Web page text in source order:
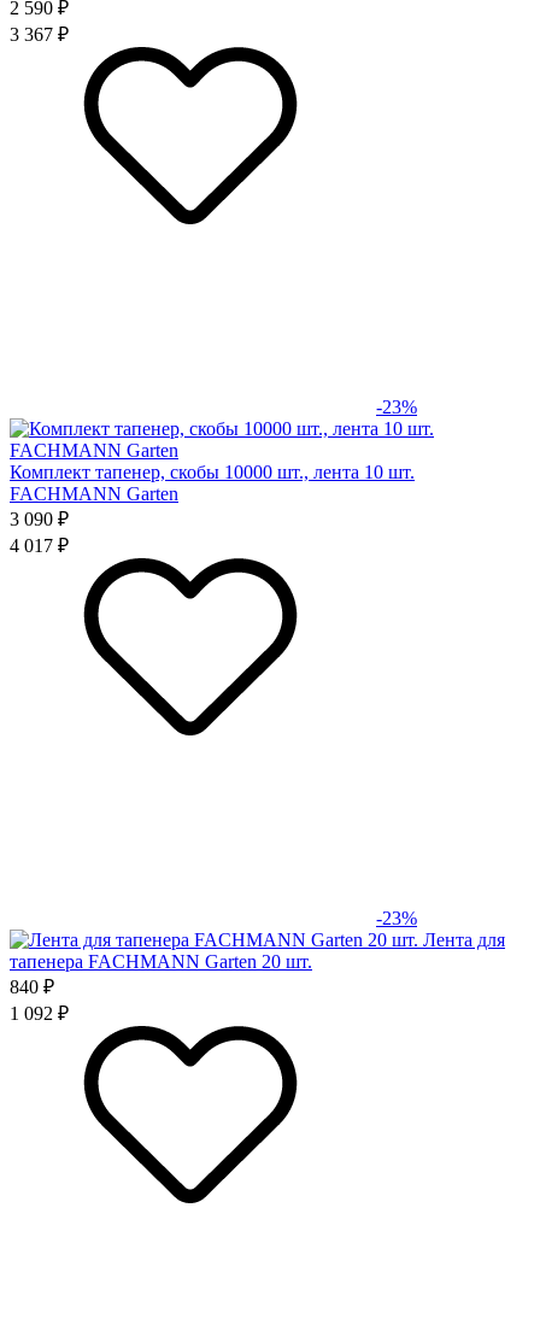
2 590 ₽
3 367 ₽
-23%
Комплект тапенер, скобы 10000 шт., лента 10 шт.
FACHMANN Garten
3 090 ₽
4 017 ₽
-23%
Лента для
тапенера FACHMANN Garten 20 шт.
840 ₽
1 092 ₽